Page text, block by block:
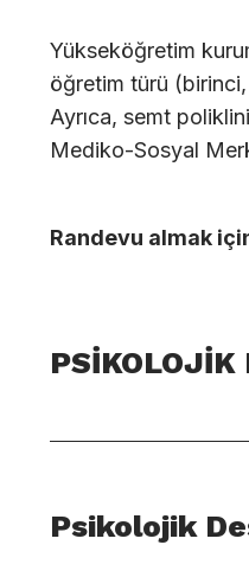
Yükseköğretim
öğretim türü (birinci,
Ayrıca, semt
Mediko-Sosyal
Randevu almak
Psikolojik